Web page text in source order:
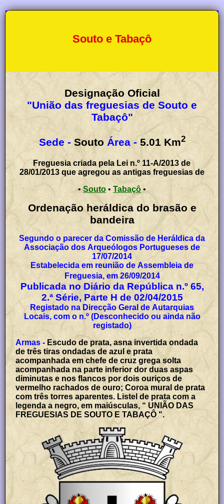
Souto e Tabaçô
Designação Oficial
"União das freguesias de Souto e
Tabaçô"
Sede - Souto Área - 5.01 Km2
Freguesia criada pela Lei n.º 11-A/2013 de
28/01/2013 que agregou as antigas freguesias de
•Souto • Tabaçô •
Ordenação heráldica do brasão e
bandeira
Segundo o parecer da Comissão de Heráldica da
Associação dos Arqueólogos Portugueses de
17/07/2014
Estabelecida em reunião de Assembleia de
Freguesia, em 26/09/2014
Publicada no Diário da República n.º 65,
2.ª Série, Parte H de 02/04/2015
Registado na Direcção Geral de Autarquias
Locais, com o n.º (Desconhecido ou ainda não
registado)
Armas - Escudo de prata, asna invertida ondada
de três tiras ondadas de azul e prata
acompanhada em chefe de cruz grega solta
acompanhada na parte inferior dor duas aspas
diminutas e nos flancos por dois ouriços de
vermelho rachados de ouro; Coroa mural de prata
com três torres aparentes. Listel de prata com a
legenda a negro, em maiúsculas, “ UNIÃO DAS
FREGUESIAS DE SOUTO E TABAÇÔ ".